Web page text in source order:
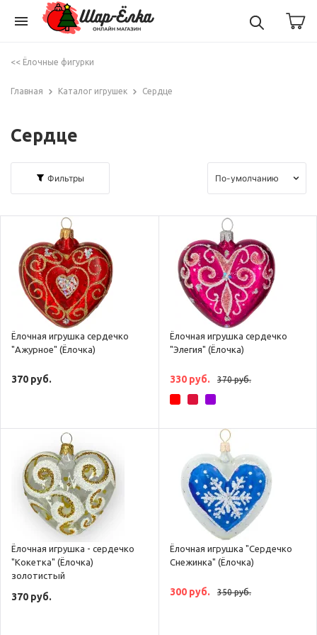
menu
<< Ёлочные фигурки
Главная Каталог игрушек Сердце
Сердце
Фильтры
Ёлочная игрушка сердечко
"Ажурное" (Ёлочка)
370 руб.
Ёлочная игрушка сердечко
"Элегия" (Ёлочка)
330 руб. 370 руб.
Ёлочная игрушка - сердечко
"Кокетка" (Ёлочка)
золотистый
370 руб.
Ёлочная игрушка "Сердечко
Снежинка" (Ёлочка)
300 руб. 350 руб.